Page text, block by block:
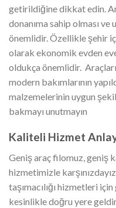
getirildiğine dikkat edin.
donanıma sahip olması ve
önemlidir. Özellikle şehir
olarak ekonomik evden
oldukça önemlidir.
modern bakımlarının
malzemelerinin uygun
bakmayı unutmayın
Kaliteli Hizmet
Geniş araç filomuz, geniş
hizmetimizle
taşımacılığı hizmetleri
kesinlikle doğru yere